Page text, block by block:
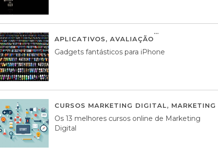
APLICATIVOS, AVALIAÇÃO
Gadgets fantásticos para iPhone
CURSOS MARKETING DIGITAL,
Os 13 melhores cursos online de Marketing
Digital